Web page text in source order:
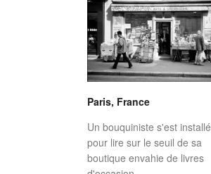
Paris, France
Un bouquiniste s'est installé
pour lire sur le seuil de sa
boutique envahie de livres